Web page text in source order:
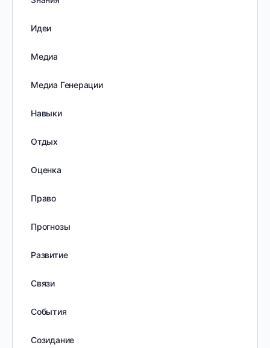
Идеи
Медиа
Медиа Генерации
Навыки
Отдых
Оценка
Право
Прогнозы
Развитие
Связи
События
Созидание